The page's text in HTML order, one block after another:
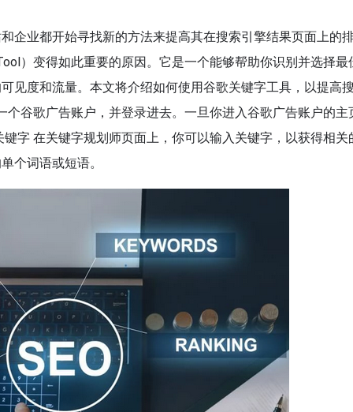
企业都开始寻找新的方法来提高其在搜索引擎结果页面上的
）变得如此重要的原因。它是一个能够帮助你识别并选择最
见度和流量。本文将介绍如何使用谷歌关键字工具，以提高
谷歌广告账户，并登录进去。一旦你进入谷歌广告账户的主
字 在关键字规划师页面上，你可以输入关键字，以获得相关
个词语或短语。